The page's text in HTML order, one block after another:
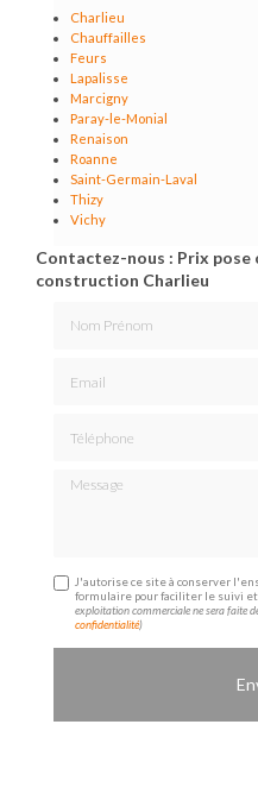
Charlieu
Chauffailles
Feurs
Lapalisse
Marcigny
Paray-le-Monial
Renaison
Roanne
Saint-Germain-Laval
Thizy
Vichy
Contactez-nous : Prix pose
construction Charlieu
Message
J'autorise ce site à conserver
formulaire pour faciliter le suivi
exploitation commerciale ne sera faite
confidentialité)